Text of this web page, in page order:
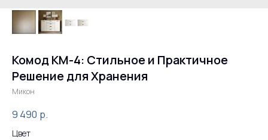
Комод КМ-4: Стильное и Практичное
Решение для Хранения
Микон
9 490 р.
Цвет